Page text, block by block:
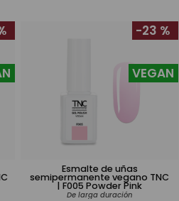
Esmalte de uñas
semipermanente vegano TNC
| F005 Powder Pink
De larga duración
VEGAN
-23 %